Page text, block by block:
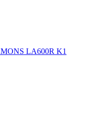
LA600R K1